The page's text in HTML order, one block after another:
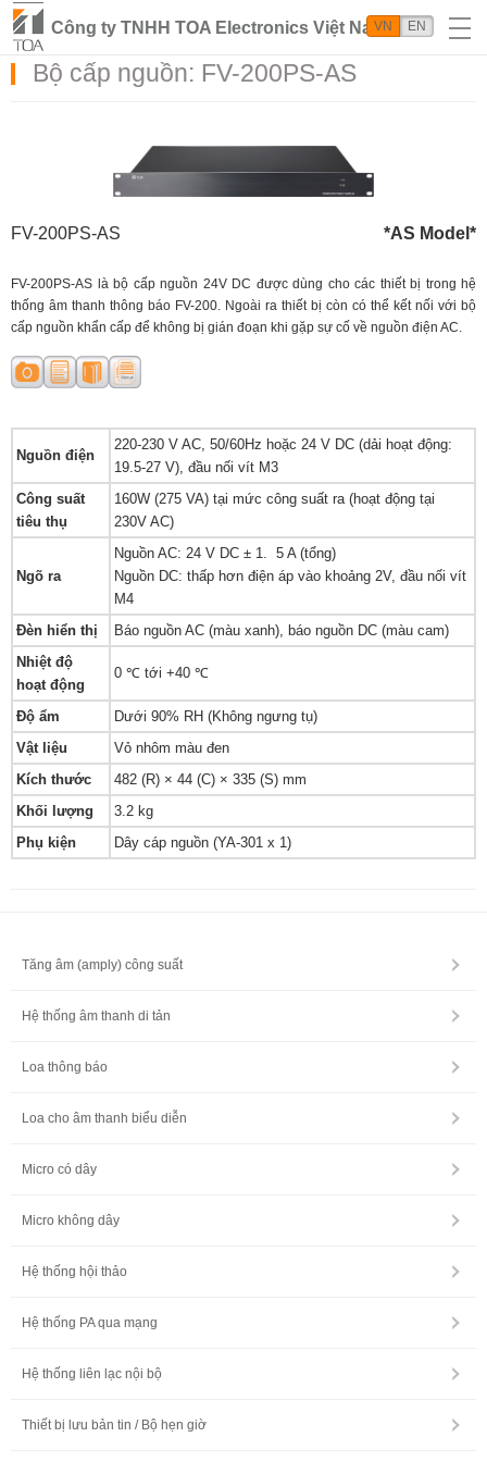
Công ty TNHH TOA Electronics Việt Nam
VN EN
Bộ cấp nguồn: FV-200PS-AS
FV-200PS-AS *AS Model*
FV-200PS-AS là bộ cấp nguồn 24V DC được dùng cho các thiết bị trong hệ
thống âm thanh thông báo FV-200. Ngoài ra thiết bị còn có thể kết nối với bộ
cấp nguồn khẩn cấp để không bị gián đoạn khi gặp sự cố về nguồn điện AC.
Nguồn điện
220-230 V AC, 50/60Hz hoặc 24 V DC (dải hoạt động:
19.5-27 V), đầu nối vít M3
Công suất
tiêu thụ
160W (275 VA) tại mức công suất ra (hoạt động tại
230V AC)
Ngõ ra
Nguồn AC: 24 V DC ± 1. 5 A (tổng)
Nguồn DC: thấp hơn điện áp vào khoảng 2V, đầu nối vít
M4
Đèn hiển thị
Báo nguồn AC (màu xanh), báo nguồn DC (màu cam)
Nhiệt độ
hoạt động
0 ℃ tới +40 ℃
Độ ẩm
Dưới 90% RH (Không ngưng tụ)
Vật liệu
Vỏ nhôm màu đen
Kích thước
482 (R) × 44 (C) × 335 (S) mm
Khối lượng
3.2 kg
Phụ kiện
Dây cáp nguồn (YA-301 x 1)
Tăng âm (amply) công suất
Hệ thống âm thanh di tản
Loa thông báo
Loa cho âm thanh biểu diễn
Micro có dây
Micro không dây
Hệ thống hội thảo
Hệ thống PA qua mạng
Hệ thống liên lạc nội bộ
Thiết bị lưu bản tin / Bộ hẹn giờ